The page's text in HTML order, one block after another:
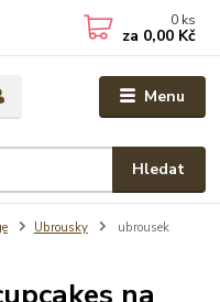
Menu
Hledat
0 ks
za 0,00 Kč
Ubrousky
ubrousek